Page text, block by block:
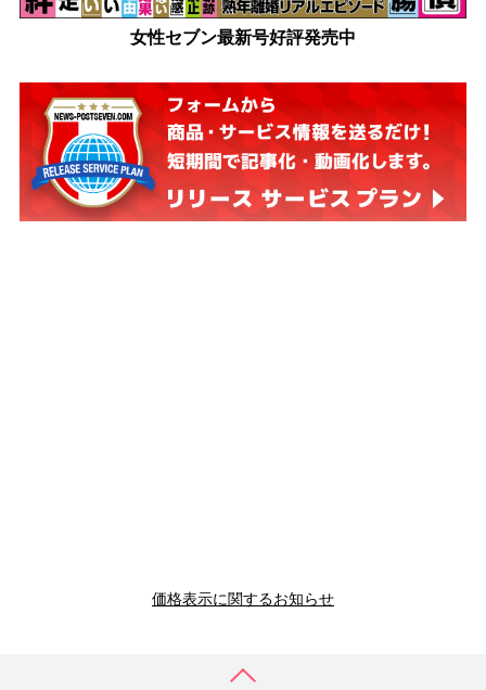
女性セブン最新号好評発売中
価格表示に関するお知らせ